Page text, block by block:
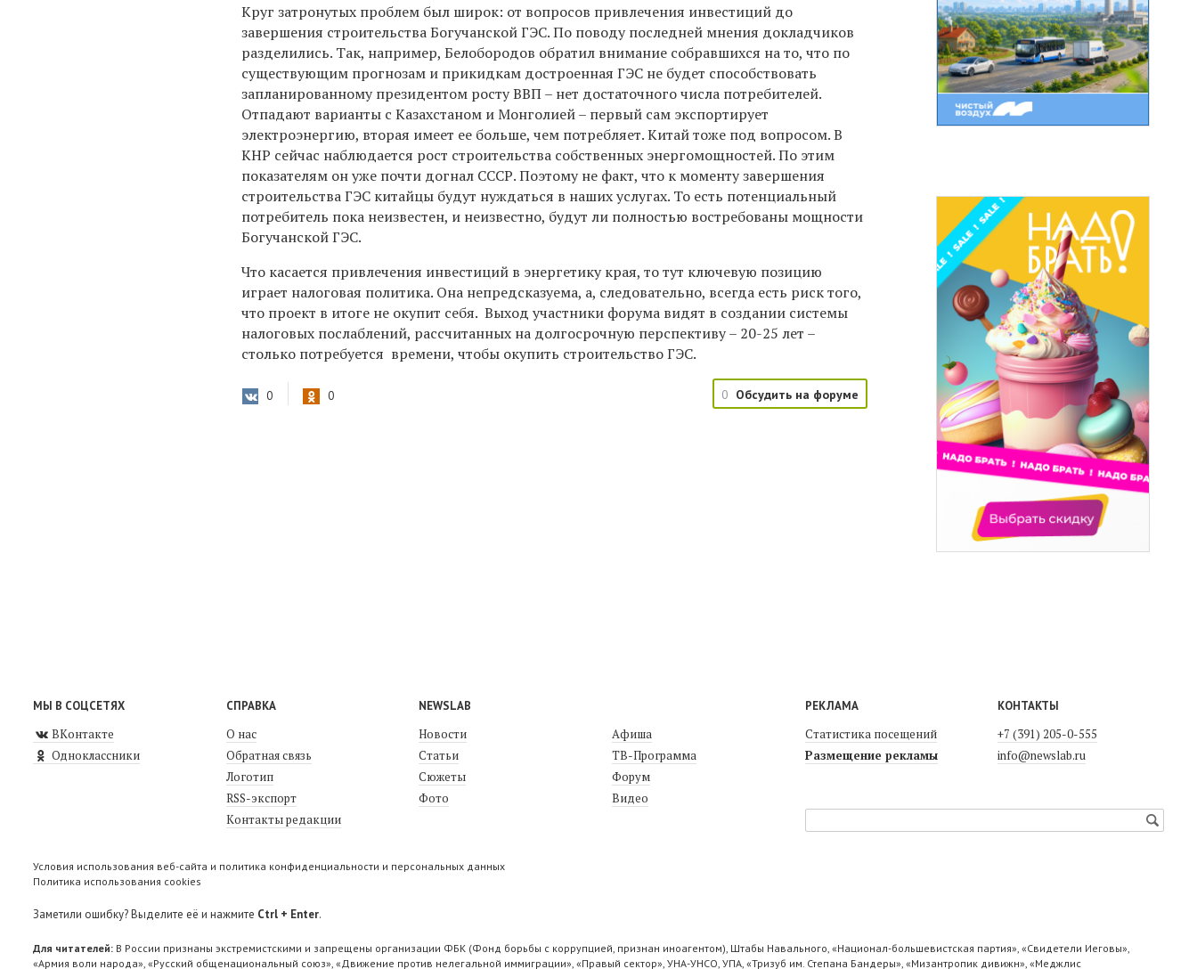
Круг затронутых проблем был широк: от вопросов привлечения инвестиций до
завершения строительства Богучанской ГЭС. По поводу последней мнения докладчиков
разделились. Так, например, Белобородов обратил внимание собравшихся на то, что по
существующим прогнозам и прикидкам достроенная ГЭС не будет способствовать
запланированному президентом росту ВВП – нет достаточного числа потребителей.
Отпадают варианты с Казахстаном и Монголией – первый сам экспортирует
электроэнергию, вторая имеет ее больше, чем потребляет. Китай тоже под вопросом. В
КНР сейчас наблюдается рост строительства собственных энергомощностей. По этим
показателям он уже почти догнал СССР. Поэтому не факт, что к моменту завершения
строительства ГЭС китайцы будут нуждаться в наших услугах. То есть потенциальный
потребитель пока неизвестен, и неизвестно, будут ли полностью востребованы мощности
Богучанской ГЭС.
Что касается привлечения инвестиций в энергетику края, то тут ключевую позицию
играет налоговая политика. Она непредсказуема, а, следовательно, всегда есть риск того,
что проект в итоге не окупит себя. Выход участники форума видят в создании системы
налоговых послаблений, рассчитанных на долгосрочную перспективу – 20-25 лет –
столько потребуется времени, чтобы окупить строительство ГЭС.
0 0 0 Обсудить на форуме
МЫ В СОЦСЕТЯХ
ВКонтакте
Одноклассники
СПРАВКА
О нас
Обратная связь
Логотип
RSS-экспорт
Контакты редакции
NEWSLAB
Новости
Статьи
Сюжеты
Фото
Афиша
ТВ-Программа
Форум
Видео
РЕКЛАМА
Статистика посещений
Размещение рекламы
КОНТАКТЫ
+7 (391) 205-0-555
info@newslab.ru
Условия использования веб-сайта и политика конфиденциальности и персональных данных
Политика использования cookies
Заметили ошибку? Выделите её и нажмите Ctrl + Enter.
Для читателей: В России признаны экстремистскими и запрещены организации ФБК (Фонд борьбы с коррупцией, признан иноагентом), Штабы Навального, «Национал-большевистская партия», «Свидетели Иеговы»,
«Армия воли народа», «Русский общенациональный союз», «Движение против нелегальной иммиграции», «Правый сектор», УНА-УНСО, УПА, «Тризуб им. Степана Бандеры», «Мизантропик дивижн», «Меджлис